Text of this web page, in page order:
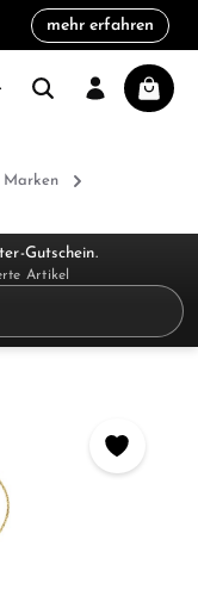
mehr erfahren
Marken
Gutschein.
Artikel